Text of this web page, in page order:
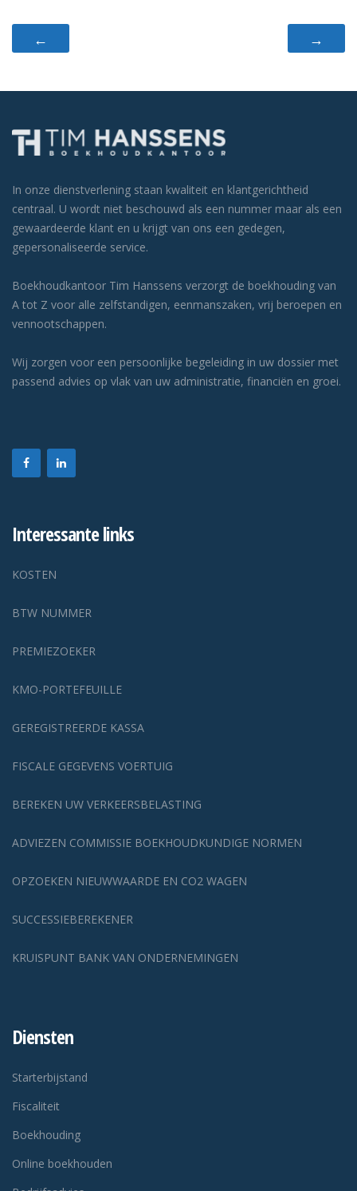
← →
In onze dienstverlening staan kwaliteit en klantgerichtheid
centraal. U wordt niet beschouwd als een nummer maar als een
gewaardeerde klant en u krijgt van ons een gedegen,
gepersonaliseerde service.
Boekhoudkantoor Tim Hanssens verzorgt de boekhouding van
A tot Z voor alle zelfstandigen, eenmanszaken, vrij beroepen en
vennootschappen.
Wij zorgen voor een persoonlijke begeleiding in uw dossier met
passend advies op vlak van uw administratie, financiën en groei.
Interessante links
KOSTEN
BTW NUMMER
PREMIEZOEKER
KMO-PORTEFEUILLE
GEREGISTREERDE KASSA
FISCALE GEGEVENS VOERTUIG
BEREKEN UW VERKEERSBELASTING
ADVIEZEN COMMISSIE BOEKHOUDKUNDIGE NORMEN
OPZOEKEN NIEUWWAARDE EN CO2 WAGEN
SUCCESSIEBEREKENER
KRUISPUNT BANK VAN ONDERNEMINGEN
Diensten
Starterbijstand
Fiscaliteit
Boekhouding
Online boekhouden